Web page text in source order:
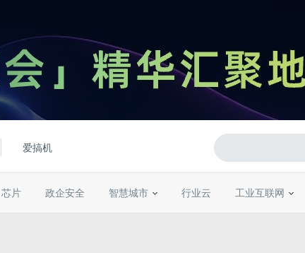
爱搞机
芯片 政企安全 智慧城市 行业云 工业互联网